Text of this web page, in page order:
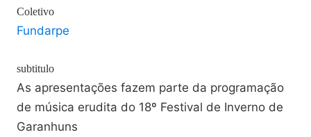
Coletivo
Fundarpe
subtitulo
As apresentações fazem parte da programação
de música erudita do 18º Festival de Inverno de
Garanhuns